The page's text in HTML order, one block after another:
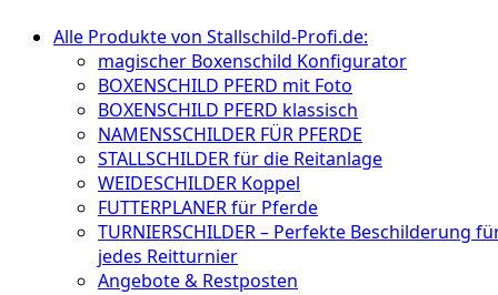
Alle Produkte von Stallschild-Profi.de:
magischer Boxenschild Konfigurator
BOXENSCHILD PFERD mit Foto
BOXENSCHILD PFERD klassisch
NAMENSSCHILDER FÜR PFERDE
STALLSCHILDER für die Reitanlage
WEIDESCHILDER Koppel
FUTTERPLANER für Pferde
TURNIERSCHILDER – Perfekte Beschilderung
jedes Reitturnier
Angebote & Restposten